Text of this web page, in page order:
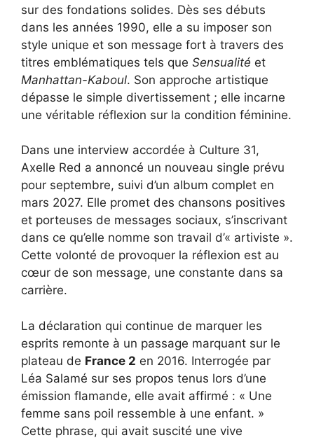
sur des fondations solides. Dès ses débuts
dans les années 1990, elle a su imposer son
style unique et son message fort à travers des
titres emblématiques tels que Sensualité et
Manhattan-Kaboul. Son approche artistique
dépasse le simple divertissement ; elle incarne
une véritable réflexion sur la condition féminine.
Dans une interview accordée à Culture 31,
Axelle Red a annoncé un nouveau single prévu
pour septembre, suivi d’un album complet en
mars 2027. Elle promet des chansons positives
et porteuses de messages sociaux, s’inscrivant
dans ce qu’elle nomme son travail d’« artiviste ».
Cette volonté de provoquer la réflexion est au
cœur de son message, une constante dans sa
carrière.
La déclaration qui continue de marquer les
esprits remonte à un passage marquant sur le
plateau de France 2 en 2016. Interrogée par
Léa Salamé sur ses propos tenus lors d’une
émission flamande, elle avait affirmé : « Une
femme sans poil ressemble à une enfant. »
Cette phrase, qui avait suscité une vive